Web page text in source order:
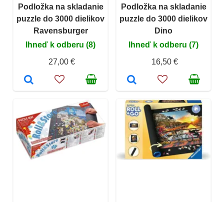
Podložka na skladanie
puzzle do 3000 dielikov
Ravensburger
Ihneď k odberu (8)
27,00 €
Podložka na skladanie
puzzle do 3000 dielikov
Dino
Ihneď k odberu (7)
16,50 €